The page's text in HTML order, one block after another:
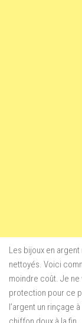
Les bijoux en argent
nettoyés. Voici
moindre coût. Je ne
protection pour ce
l’argent un rinçage